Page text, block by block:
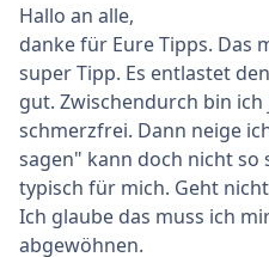
Hallo an alle,
danke für Eure Tipps. Das
super Tipp. Es entlastet
gut. Zwischendurch bin
schmerzfrei. Dann neige
sagen" kann doch nicht so
typisch für mich. Geht
Ich glaube das muss ich
abgewöhnen.